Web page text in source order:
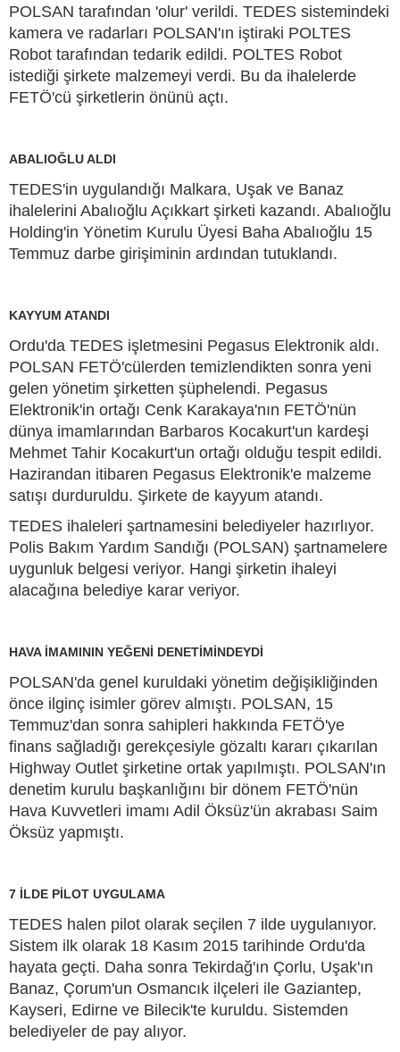
POLSAN tarafından 'olur' verildi. TEDES sistemindeki
kamera ve radarları POLSAN'ın iştiraki POLTES
Robot tarafından tedarik edildi. POLTES Robot
istediği şirkete malzemeyi verdi. Bu da ihalelerde
FETÖ'cü şirketlerin önünü açtı.
ABALIOĞLU ALDI
TEDES'in uygulandığı Malkara, Uşak ve Banaz
ihalelerini Abalıoğlu Açıkkart şirketi kazandı. Abalıoğlu
Holding'in Yönetim Kurulu Üyesi Baha Abalıoğlu 15
Temmuz darbe girişiminin ardından tutuklandı.
KAYYUM ATANDI
Ordu'da TEDES işletmesini Pegasus Elektronik aldı.
POLSAN FETÖ'cülerden temizlendikten sonra yeni
gelen yönetim şirketten şüphelendi. Pegasus
Elektronik'in ortağı Cenk Karakaya'nın FETÖ'nün
dünya imamlarından Barbaros Kocakurt'un kardeşi
Mehmet Tahir Kocakurt'un ortağı olduğu tespit edildi.
Hazirandan itibaren Pegasus Elektronik'e malzeme
satışı durduruldu. Şirkete de kayyum atandı.
TEDES ihaleleri şartnamesini belediyeler hazırlıyor.
Polis Bakım Yardım Sandığı (POLSAN) şartnamelere
uygunluk belgesi veriyor. Hangi şirketin ihaleyi
alacağına belediye karar veriyor.
HAVA İMAMININ YEĞENİ DENETİMİNDEYDİ
POLSAN'da genel kuruldaki yönetim değişikliğinden
önce ilginç isimler görev almıştı. POLSAN, 15
Temmuz'dan sonra sahipleri hakkında FETÖ'ye
finans sağladığı gerekçesiyle gözaltı kararı çıkarılan
Highway Outlet şirketine ortak yapılmıştı. POLSAN'ın
denetim kurulu başkanlığını bir dönem FETÖ'nün
Hava Kuvvetleri imamı Adil Öksüz'ün akrabası Saim
Öksüz yapmıştı.
7 İLDE PİLOT UYGULAMA
TEDES halen pilot olarak seçilen 7 ilde uygulanıyor.
Sistem ilk olarak 18 Kasım 2015 tarihinde Ordu'da
hayata geçti. Daha sonra Tekirdağ'ın Çorlu, Uşak'ın
Banaz, Çorum'un Osmancık ilçeleri ile Gaziantep,
Kayseri, Edirne ve Bilecik'te kuruldu. Sistemden
belediyeler de pay alıyor.